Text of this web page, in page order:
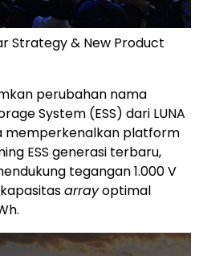
Strategy & New Product
perubahan nama
System (ESS) dari LUNA
memperkenalkan platform
ESS generasi terbaru,
tegangan 1.000 V
arrayoptimal